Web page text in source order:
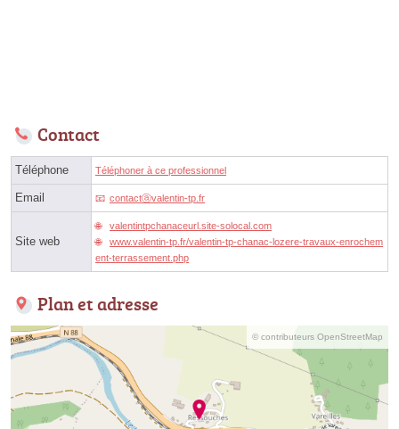
Contact
Téléphone Téléphoner à ce professionnel
Email contactⓐvalentin-tp.fr
Site web
valentintpchanaceurl.site-solocal.com
www.valentin-tp.fr/valentin-tp-chanac-lozere-travaux-enrochem
ent-terrassement.php
Plan et adresse
© contributeurs OpenStreetMap